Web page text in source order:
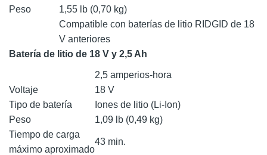
Peso
1,55 lb (0,70 kg)
Compatible con baterías de litio RIDGID de 18
V anteriores
Batería de litio de 18 V y 2,5 Ah
2,5 amperios-hora
Voltaje
18 V
Tipo de batería
Iones de litio (Li-Ion)
Peso
1,09 lb (0,49 kg)
Tiempo de carga
máximo aproximado
43 min.